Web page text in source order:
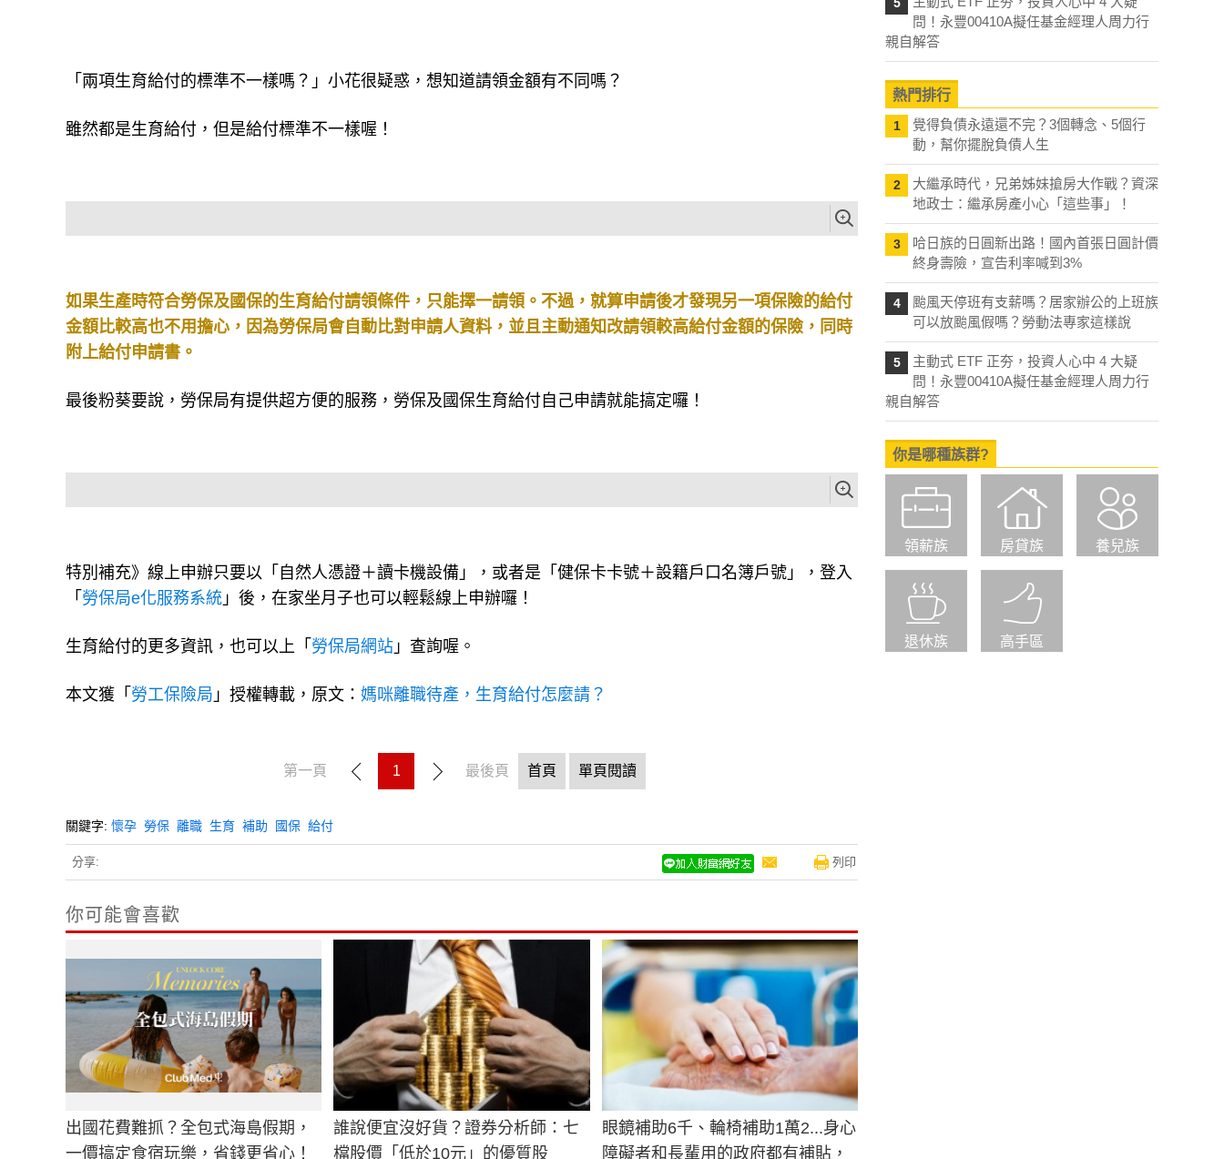
「兩項生育給付的標準不一樣嗎？」小花很疑惑，想知道請領金額有不同嗎？
雖然都是生育給付，但是給付標準不一樣喔！
如果生產時符合勞保及國保的生育給付請領條件，只能擇一請領。不過，就算申請後才發現另一項保險的給付
金額比較高也不用擔心，因為勞保局會自動比對申請人資料，並且主動通知改請領較高給付金額的保險，同時
附上給付申請書。
最後粉葵要說，勞保局有提供超方便的服務，勞保及國保生育給付自己申請就能搞定囉！
特別補充》線上申辦只要以「自然人憑證＋讀卡機設備」，或者是「健保卡卡號＋設籍戶口名簿戶號」，登入
「 勞保局e化服務系統 」後，在家坐月子也可以輕鬆線上申辦囉！
生育給付的更多資訊，也可以上「 勞保局網站 」查詢喔。
本文獲「 勞工保險局 」授權轉載，原文： 媽咪離職待產，生育給付怎麼請？
第一頁 1 最後頁 首頁 單頁閱讀
關鍵字: 懷孕 勞保 離職 生育 補助 國保 給付
分享: 列印
你可能會喜歡
出國花費難抓？全包式海島假期，
一價搞定食宿玩樂，省錢更省心！
誰說便宜沒好貨？證券分析師：七
檔股價「低於10元」的優質股
眼鏡補助6千、輪椅補助1萬2...身心
障礙者和長輩用的政府都有補貼，
問！永豐00410A擬任基金經理人周力行
親自解答
熱門排行
1
覺得負債永遠還不完？3個轉念、5個行
動，幫你擺脫負債人生
2
大繼承時代，兄弟姊妹搶房大作戰？資深
地政士：繼承房產小心「這些事」！
3
哈日族的日圓新出路！國內首張日圓計價
終身壽險，宣告利率喊到3%
4
颱風天停班有支薪嗎？居家辦公的上班族
可以放颱風假嗎？勞動法專家這樣說
5
主動式 ETF 正夯，投資人心中 4 大疑
問！永豐00410A擬任基金經理人周力行
親自解答
你是哪種族群?
領薪族 房貸族 養兒族
退休族 高手區